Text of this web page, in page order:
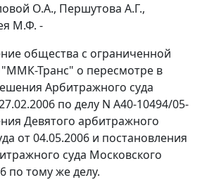
О.А., Першутова А.Г.,
М.Ф. -
общества с ограниченной
"ММК-Транс" о пересмотре в
Арбитражного суда
по делу N А40-10494/05-
Девятого арбитражного
от 04.05.2006 и постановления
суда Московского
по тому же делу.